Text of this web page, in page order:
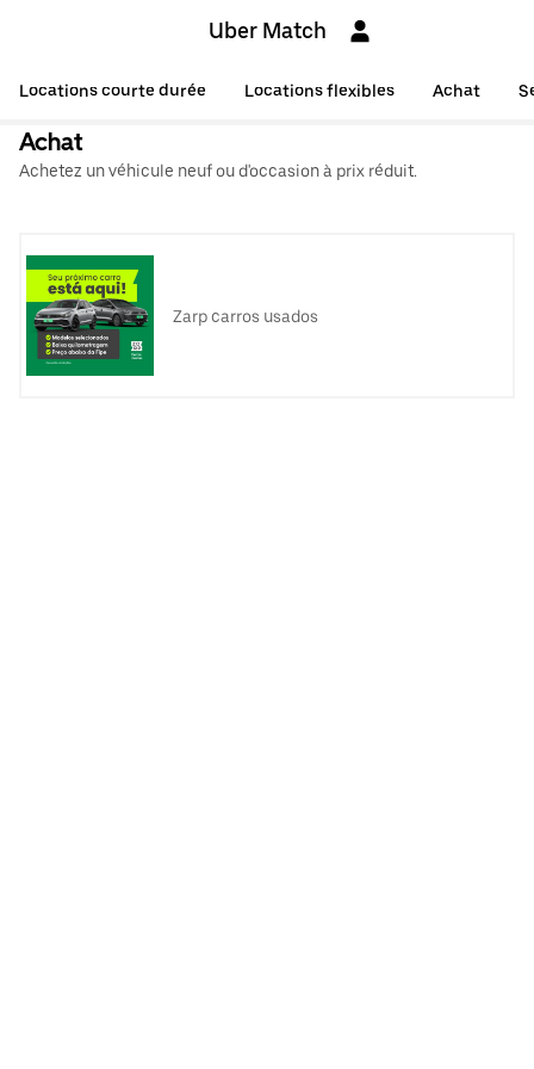
Uber Match
Locations courte durée Locations flexibles Achat
Achat
Achetez un véhicule neuf ou d'occasion à prix réduit.
Zarp carros usados